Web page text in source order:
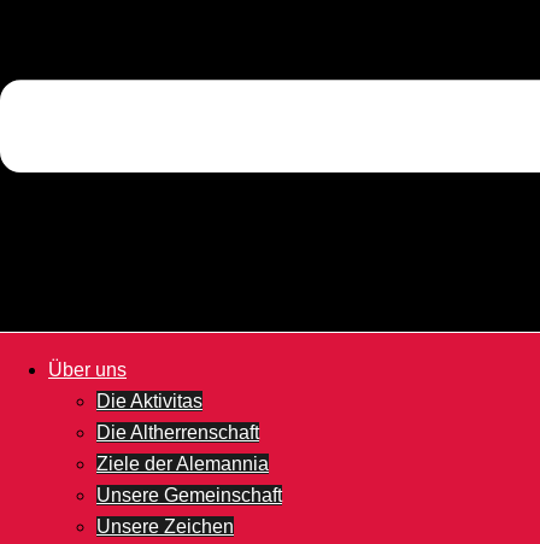
Über uns
Die Aktivitas
Die Altherrenschaft
Ziele der Alemannia
Unsere Gemeinschaft
Unsere Zeichen